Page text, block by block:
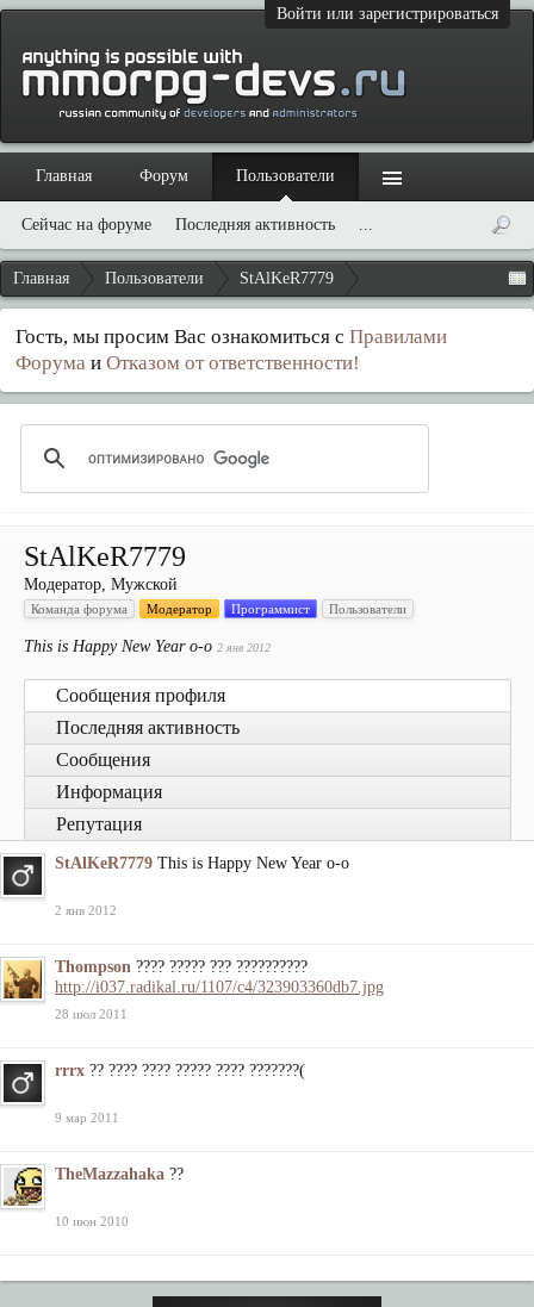
Войти или зарегистрироваться
Главная Пользователи StAlKeR7779
Гость, мы просим Вас ознакомиться с Правилами
Форума и Отказом от ответственности!
StAlKeR7779
Модератор, Мужской
Команда форума Модератор Программист Пользователи
This is Happy New Year o-o 2 янв 2012
Сообщения профиля
Последняя активность
Сообщения
Информация
Репутация
StAlKeR7779 This is Happy New Year o-o
2 янв 2012
Thompson ???? ????? ??? ??????????
http://i037.radikal.ru/1107/c4/323903360db7.jpg
28 июл 2011
rrrx ?? ???? ???? ????? ???? ???????(
9 мар 2011
TheMazzahaka ??
10 июн 2010
Главная Форум Пользователи
Сейчас на форуме Последняя активность ...